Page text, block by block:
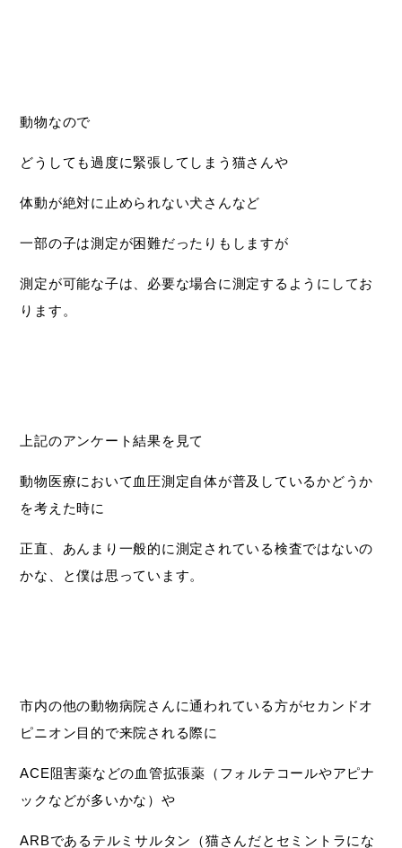
動物なので
どうしても過度に緊張してしまう猫さんや
体動が絶対に止められない犬さんなど
一部の子は測定が困難だったりもしますが
測定が可能な子は、必要な場合に測定するようにしてお
ります。
上記のアンケート結果を見て
動物医療において血圧測定自体が普及しているかどうか
を考えた時に
正直、あんまり一般的に測定されている検査ではないの
かな、と僕は思っています。
市内の他の動物病院さんに通われている方がセカンドオ
ピニオン目的で来院される際に
ACE阻害薬などの血管拡張薬（フォルテコールやアピナ
ックなどが多いかな）や
ARBであるテルミサルタン（猫さんだとセミントラにな